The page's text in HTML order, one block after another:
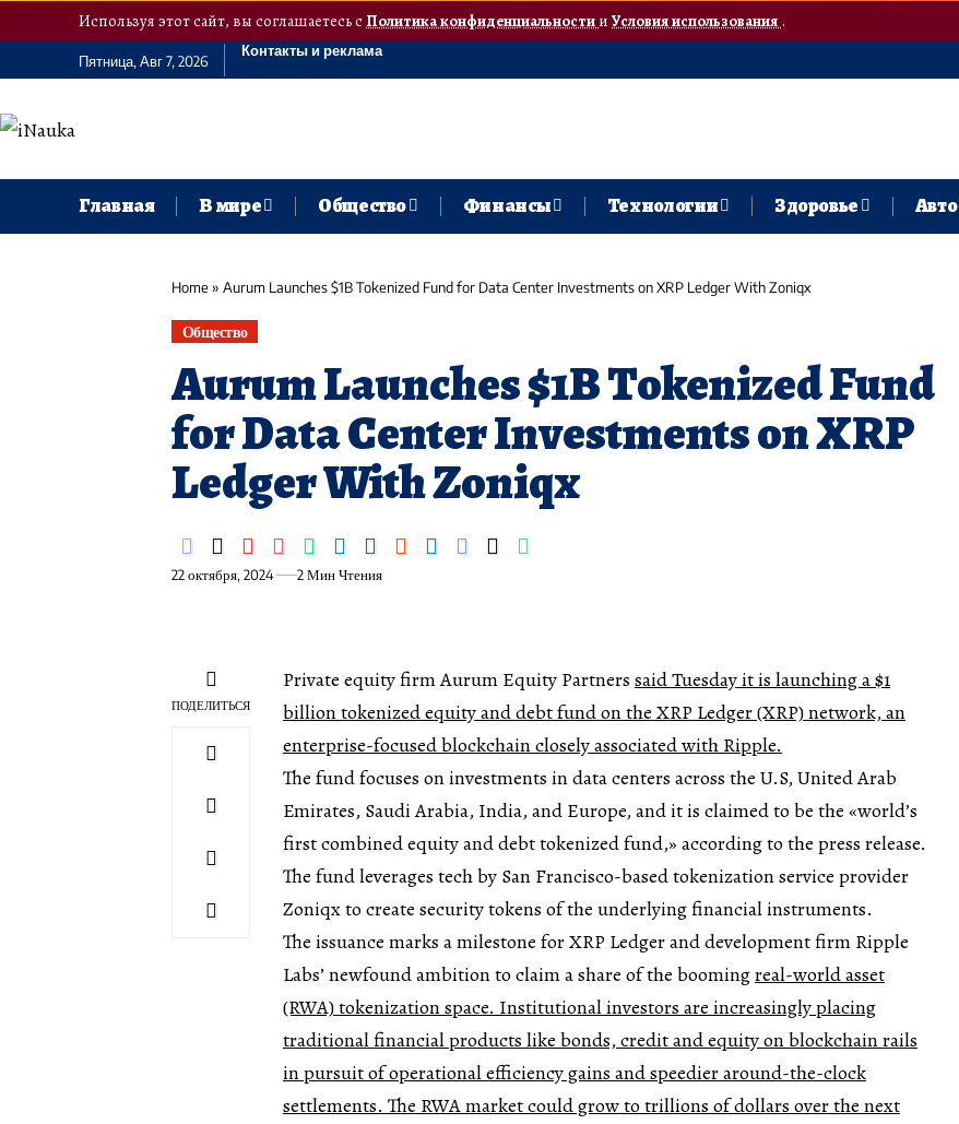
Используя этот сайт, вы соглашаетесь сПолитика конфиденциальностии Условия использования.
Пятница, Авг 7, 2026
Контакты и реклама
Главная В мире Общество Финансы Технологии Здоровье Авто
Home» Aurum Launches $1B Tokenized Fund for Data Center Investments on XRP Ledger With Zoniqx
Общество
Aurum Launches $1B Tokenized Fund
for Data Center Investments on XRP
Ledger With Zoniqx
22 октября, 2024 2 Мин Чтения
ПОДЕЛИТЬСЯ
Private equity firm Aurum Equity Partners said Tuesday it is launching a $1
billion tokenized equity and debt fund on the XRP Ledger (XRP) network, an
enterprise-focused blockchain closely associated with Ripple.
The fund focuses on investments in data centers across the U.S, United Arab
Emirates, Saudi Arabia, India, and Europe, and it is claimed to be the «world’s
first combined equity and debt tokenized fund,» according to the press release.
The fund leverages tech by San Francisco-based tokenization service provider
Zoniqx to create security tokens of the underlying financial instruments.
The issuance marks a milestone for XRP Ledger and development firm Ripple
Labs’ newfound ambition to claim a share of the boomingreal-world asset
(RWA) tokenization space. Institutional investors are increasingly placing
traditional financial products like bonds, credit and equity on blockchain rails
in pursuit of operational efficiency gains and speedier around-the-clock
settlements. The RWA market could grow to trillions of dollars over the next